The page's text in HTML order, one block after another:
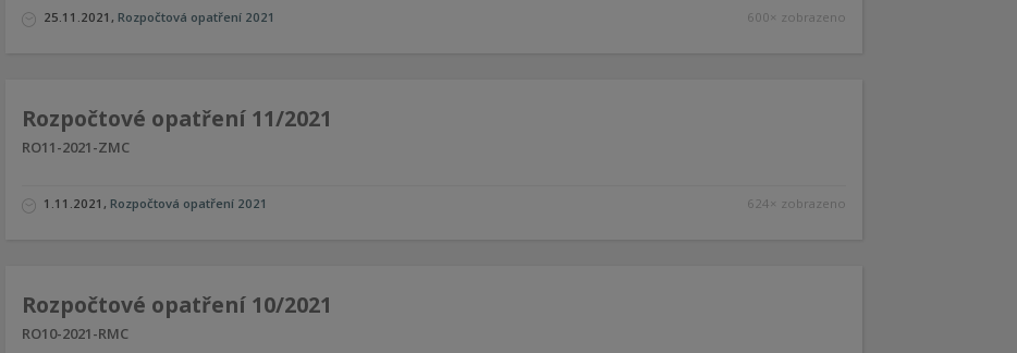
600× zobrazeno
25.11.2021 , Rozpočtová opatření 2021
Rozpočtové opatření 11/2021
RO11-2021-ZMC
624× zobrazeno
1.11.2021 , Rozpočtová opatření 2021
Rozpočtové opatření 10/2021
RO10-2021-RMC